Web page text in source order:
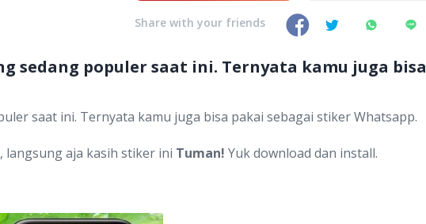
sedang populer saat ini. Ternyata kamu juga bisa
saat ini. Ternyata kamu juga bisa pakai sebagai stiker Whatsapp.
langsung aja kasih stiker ini Tuman! Yuk download dan install.
Share with your friends